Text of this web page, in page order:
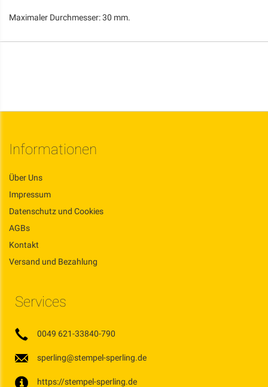
Maximaler Durchmesser: 30 mm.
Informationen
Über Uns
Impressum
Datenschutz und Cookies
AGBs
Kontakt
Versand und Bezahlung
Services
0049 621-33840-790
sperling@stempel-sperling.de
https://stempel-sperling.de